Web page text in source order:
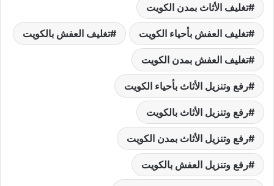
تغليف الأثاث بمدن الكويت
تغليف العفش بأحياء الكويت تغليف العفش بالكويت
تغليف العفش بمدن الكويت
رفع وتنزيل الأثاث بأحياء الكويت
رفع وتنزيل الأثاث بالكويت
رفع وتنزيل الأثاث بمدن الكويت
رفع وتنزيل العفش بالكويت